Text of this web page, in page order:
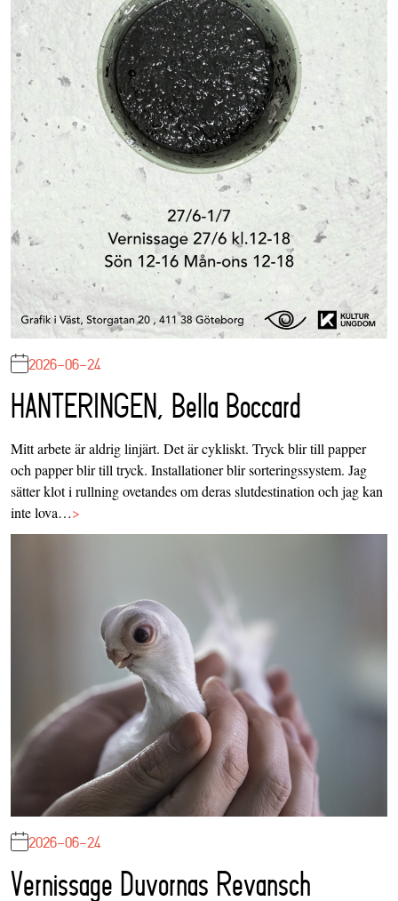
2026-06-24
HANTERINGEN, Bella Boccard
Mitt arbete är aldrig linjärt. Det är cykliskt. Tryck blir till papper
och papper blir till tryck. Installationer blir sorteringssystem. Jag
sätter klot i rullning ovetandes om deras slutdestination och jag kan
inte lova…>
2026-06-24
Vernissage Duvornas Revansch